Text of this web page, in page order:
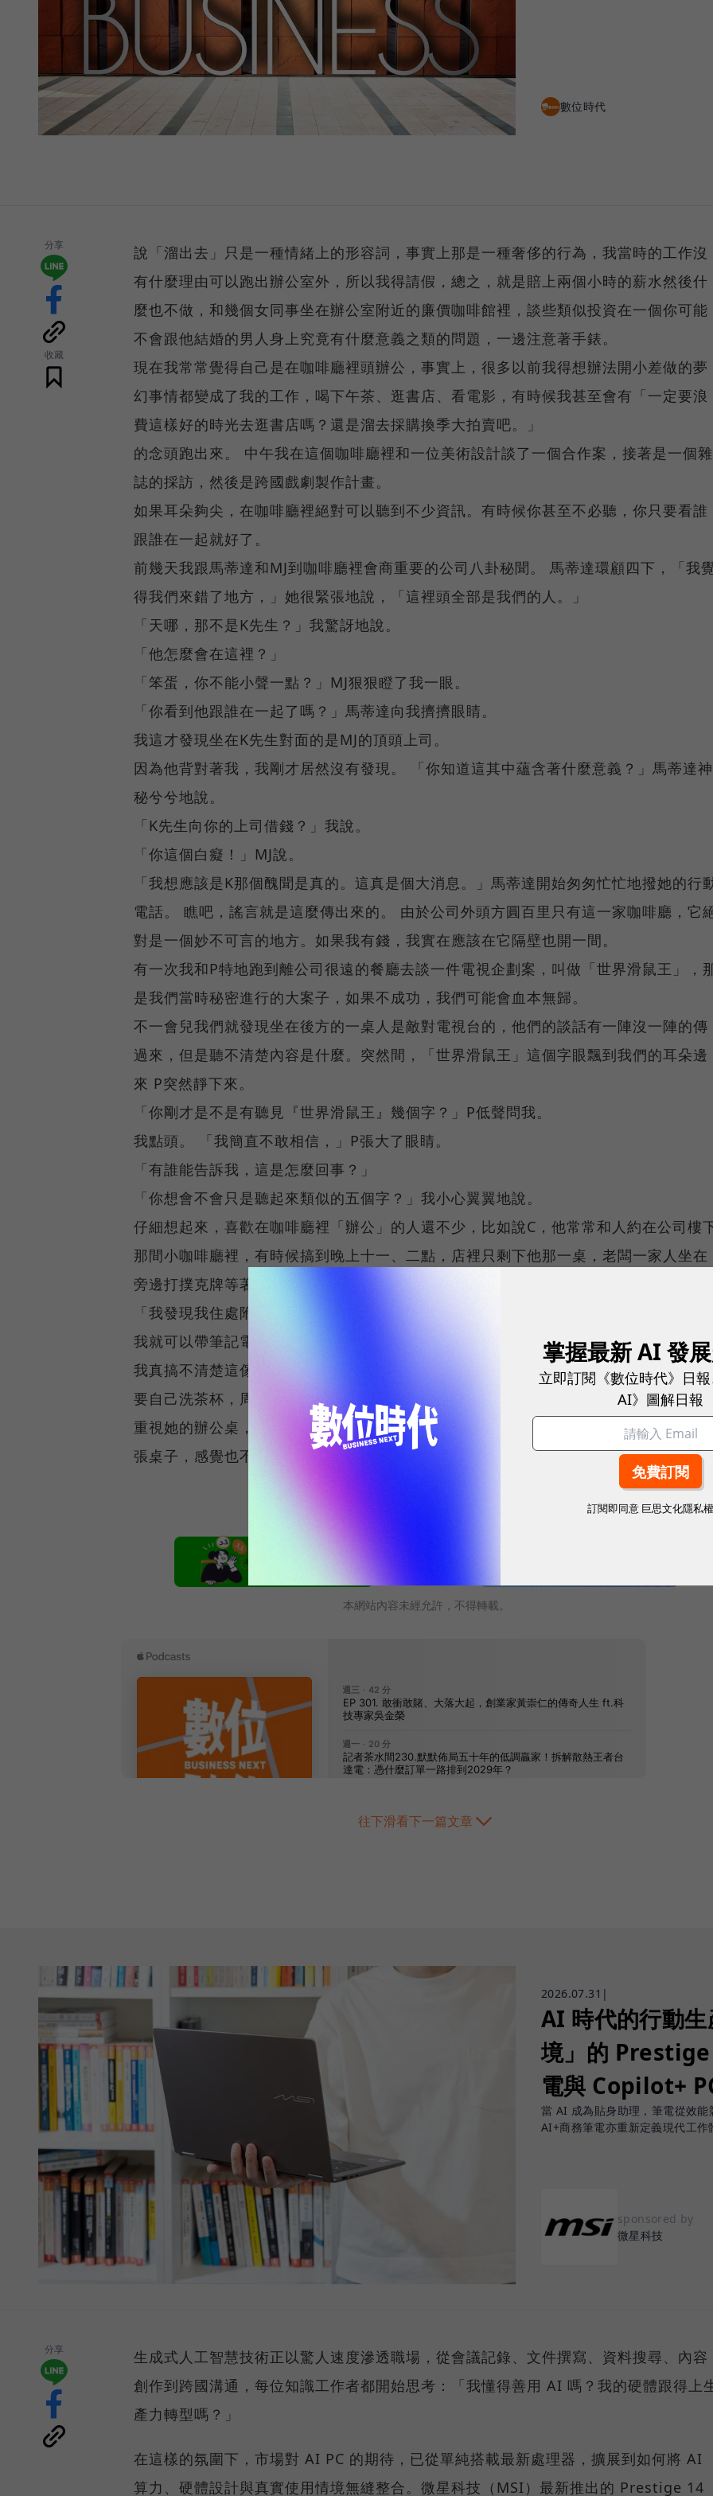
數位時代
分享
收藏
說「溜出去」只是一種情緒上的形容詞，事實上那是一種奢侈的行為，我當時的工作沒
有什麼理由可以跑出辦公室外，所以我得請假，總之，就是賠上兩個小時的薪水然後什
麼也不做，和幾個女同事坐在辦公室附近的廉價咖啡館裡，談些類似投資在一個你可能
不會跟他結婚的男人身上究竟有什麼意義之類的問題，一邊注意著手錶。
現在我常常覺得自己是在咖啡廳裡頭辦公，事實上，很多以前我得想辦法開小差做的夢
幻事情都變成了我的工作，喝下午茶、逛書店、看電影，有時候我甚至會有「一定要浪
費這樣好的時光去逛書店嗎？還是溜去採購換季大拍賣吧。」
的念頭跑出來。 中午我在這個咖啡廳裡和一位美術設計談了一個合作案，接著是一個雜
誌的採訪，然後是跨國戲劇製作計畫。
如果耳朵夠尖，在咖啡廳裡絕對可以聽到不少資訊。有時候你甚至不必聽，你只要看誰
跟誰在一起就好了。
前幾天我跟馬蒂達和MJ到咖啡廳裡會商重要的公司八卦秘聞。 馬蒂達環顧四下，「我
得我們來錯了地方，」她很緊張地說，「這裡頭全部是我們的人。」
「天哪，那不是K先生？」我驚訝地說。
「他怎麼會在這裡？」
「笨蛋，你不能小聲一點？」MJ狠狠瞪了我一眼。
「你看到他跟誰在一起了嗎？」馬蒂達向我擠擠眼睛。
我這才發現坐在K先生對面的是MJ的頂頭上司。
因為他背對著我，我剛才居然沒有發現。 「你知道這其中蘊含著什麼意義？」馬蒂達神
秘兮兮地說。
「K先生向你的上司借錢？」我說。
「你這個白癡！」MJ說。
「我想應該是K那個醜聞是真的。這真是個大消息。」馬蒂達開始匆匆忙忙地撥她的行
電話。 瞧吧，謠言就是這麼傳出來的。 由於公司外頭方圓百里只有這一家咖啡廳，它
對是一個妙不可言的地方。如果我有錢，我實在應該在它隔壁也開一間。
有一次我和P特地跑到離公司很遠的餐廳去談一件電視企劃案，叫做「世界滑鼠王」，
是我們當時秘密進行的大案子，如果不成功，我們可能會血本無歸。
不一會兒我們就發現坐在後方的一桌人是敵對電視台的，他們的談話有一陣沒一陣的傳
過來，但是聽不清楚內容是什麼。突然間，「世界滑鼠王」這個字眼飄到我們的耳朵邊
來 P突然靜下來。
「你剛才是不是有聽見『世界滑鼠王』幾個字？」P低聲問我。
我點頭。 「我簡直不敢相信，」P張大了眼睛。
「有誰能告訴我，這是怎麼回事？」
「你想會不會只是聽起來類似的五個字？」我小心翼翼地說。
仔細想起來，喜歡在咖啡廳裡「辦公」的人還不少，比如說C，他常常和人約在公司樓
那間小咖啡廳裡，有時候搞到晚上十一、二點，店裡只剩下他那一桌，老闆一家人坐在
旁邊打撲克牌等著C收工才打烊。還有大象，他只能在咖啡廳裡寫作。
「我發現我住處附近的那家星巴克有插座，」有一次大象很興奮地跑來跟我說。「那樣
我就可以帶筆記電腦去寫作。」
我真搞不清楚這傢伙，他根本不會打字啊！ 比起辦公室，咖啡廳要有意思多了，既不需
要自己洗茶杯，周圍座位的人又天天不同，時時變化。我曾經看過一本書，說女人非常
重視她的辦公桌，一定要布置得如同她的王國。選擇一間喜歡的咖啡廳，還有裡頭的一
張桌子，感覺也不壞。男人與女人有時候都這麼覺得吧！
本網站內容未經允許，不得轉載。
往下滑看下一篇文章
2026.07.31 |
AI 時代的行動
境」的
電與 Copilot+
當 AI 成為貼身助理，筆電從效
AI+商務筆電亦重新定義現代工作
sponsored by
微星科技
分享
生成式人工智慧技術正以驚人速度滲透職場，從會議記錄、文件撰寫、資料搜尋、內容
創作到跨國溝通，每位知識工作者都開始思考：「我懂得善用 AI 嗎？我的硬體跟得上
產力轉型嗎？」
在這樣的氛圍下，市場對 AI PC 的期待，已從單純搭載最新處理器，擴展到如何將 AI
算力、硬體設計與真實使用情境無縫整合。微星科技（MSI）最新推出的 Prestige 14
掌握最新 AI 發
立即訂閱《數位時代》日
AI》圖解日報
訂閱即同意 巨思文化隱私